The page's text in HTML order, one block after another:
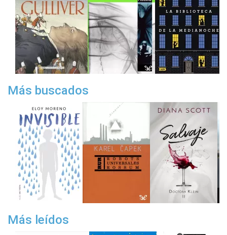
Más buscados
Más leídos